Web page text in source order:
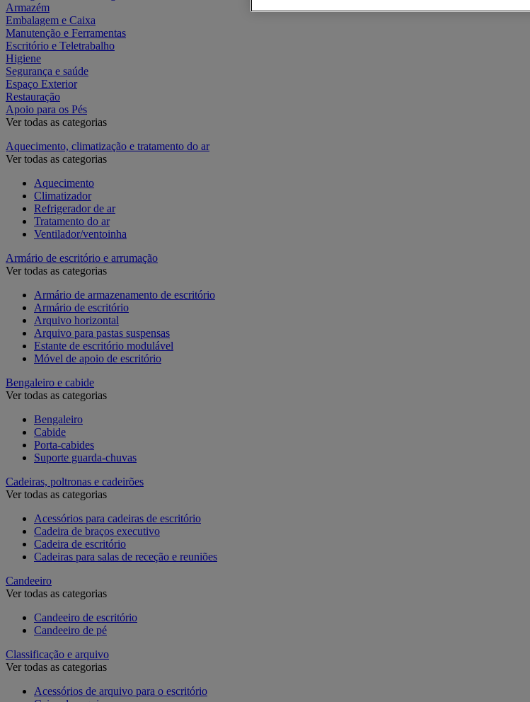
Armazém
Embalagem e Caixa
Manutenção e Ferramentas
Escritório e Teletrabalho
Higiene
Segurança e saúde
Espaço Exterior
Restauração
Apoio para os Pés
Ver todas as categorias
Aquecimento, climatização e tratamento do ar
Ver todas as categorias
Aquecimento
Climatizador
Refrigerador de ar
Tratamento do ar
Ventilador/ventoinha
Armário de escritório e arrumação
Ver todas as categorias
Armário de armazenamento de escritório
Armário de escritório
Arquivo horizontal
Arquivo para pastas suspensas
Estante de escritório modulável
Móvel de apoio de escritório
Bengaleiro e cabide
Ver todas as categorias
Bengaleiro
Cabide
Porta-cabides
Suporte guarda-chuvas
Cadeiras, poltronas e cadeirões
Ver todas as categorias
Acessórios para cadeiras de escritório
Cadeira de braços executivo
Cadeira de escritório
Cadeiras para salas de receção e reuniões
Candeeiro
Ver todas as categorias
Candeeiro de escritório
Candeeiro de pé
Classificação e arquivo
Ver todas as categorias
Acessórios de arquivo para o escritório